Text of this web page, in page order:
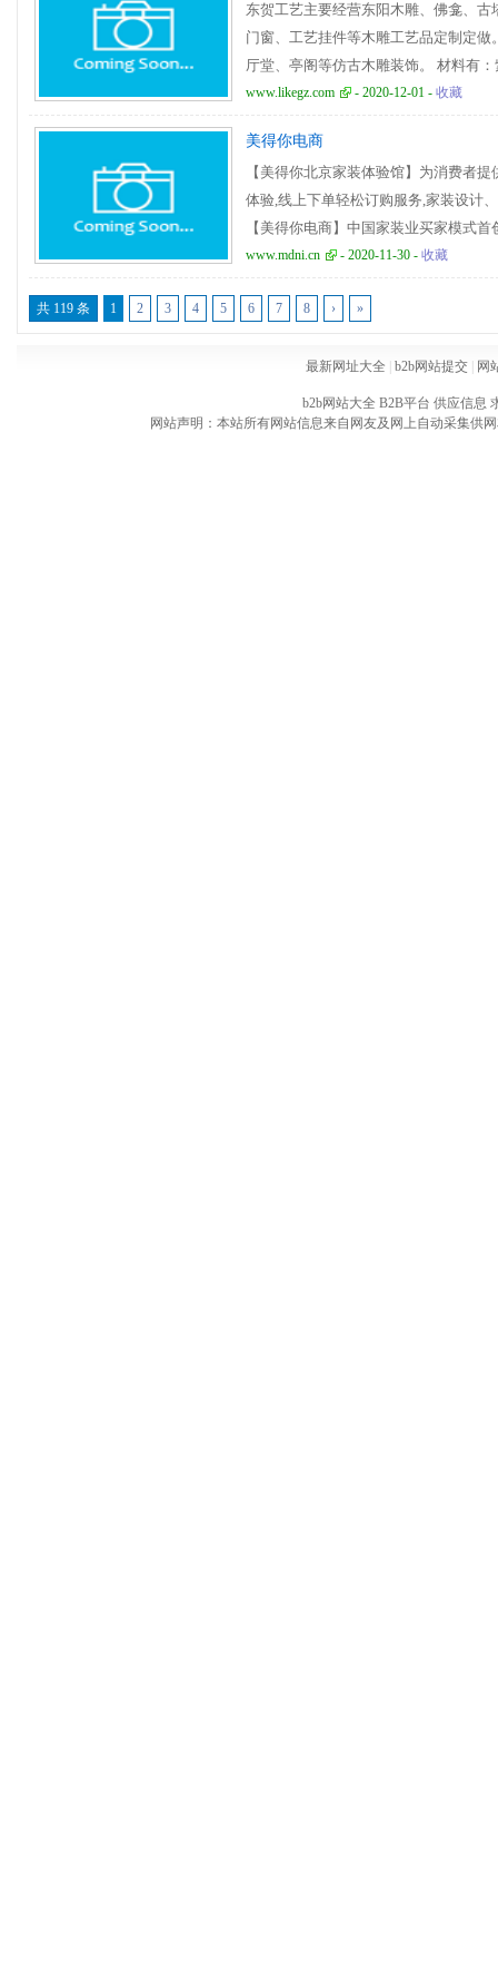
东贺工艺主要经营东阳木雕、佛龛、
门窗、工艺挂件等木雕工艺品定制定
厅堂、亭阁等仿古木雕装饰。 材料有
波罗阁、黑胡桃、沙比利、香樟、檫
www.likegz.com - 2020-12-01 - 收藏
美得你电商
【美得你北京家装体验馆】为消费者
体验,线上下单轻松订购服务,家装设计
【美得你电商】中国家装业买家模式首
www.mdni.cn - 2020-11-30 - 收藏
共 119 条 1 2 3 4 5 6 7 8 › »
最新网址大全 b2b网站提交 网
b2b网站大全 B2B平台 供应信息
网站声明：本站所有网站信息来自网友及网上自动采集供